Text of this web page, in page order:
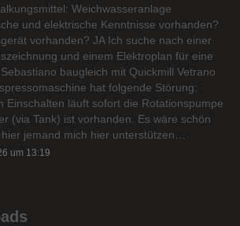
Weichwasseranlage
und elektrische Kenntnisse vorhanden?
vorhanden? JA Ich suche nach einer
und einem Elektroplan für eine
baugleich mit Quickmill Vetrano
hat folgende Störung:
Einschalten läuft sofort die Rotationspumpe
(via Tank) ist vorhanden. Es wäre schön
jemand mich hier unterstützen…
um 13:19